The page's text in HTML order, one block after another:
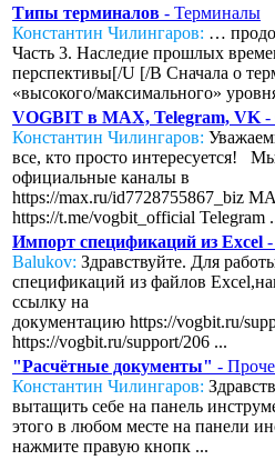
Типы терминалов - Терминалы
Константин Чилингаров: …
Часть 3. Наследие прошлых
перспективы[/U [/B Сначала о
«высокого/максимального»
VOGBIT в MAX, Telegram, VK -
Константин Чилингаров:
все, кто просто интересуется!
официальные каналы в
https://max.ru/id7728755867_biz
https://t.me/vogbit_official Telegram
Импорт спецификаций из Excel
Balukov: Здравствуйте. Для
спецификаций из файлов
ссылку на
документацию https://vogbit.ru/
https://vogbit.ru/support/206 ...
"Расчётные документы" -
Константин Чилингаров:
вытащить себе на панель
этого в любом месте на панели
нажмите правую кнопк ...